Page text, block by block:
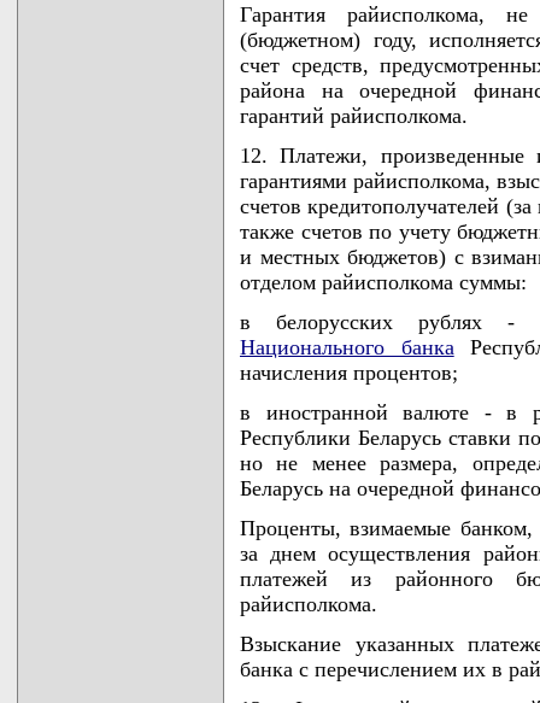
Гарантия райисполкома,
(бюджетном) году,
счет средств,
района на очередной
гарантий райисполкома.
12. Платежи, произведенные
гарантиями райисполкома,
счетов кредитополучателей
также счетов по учету
и местных бюджетов) с
отделом райисполкома суммы:
в белорусских рублях -
Национального банка
начисления процентов;
в иностранной валюте - в
Республики Беларусь ставки
но не менее размера,
Беларусь на очередной
Проценты, взимаемые банком,
за днем осуществления
платежей из районного
райисполкома.
Взыскание указанных
банка с перечислением их в